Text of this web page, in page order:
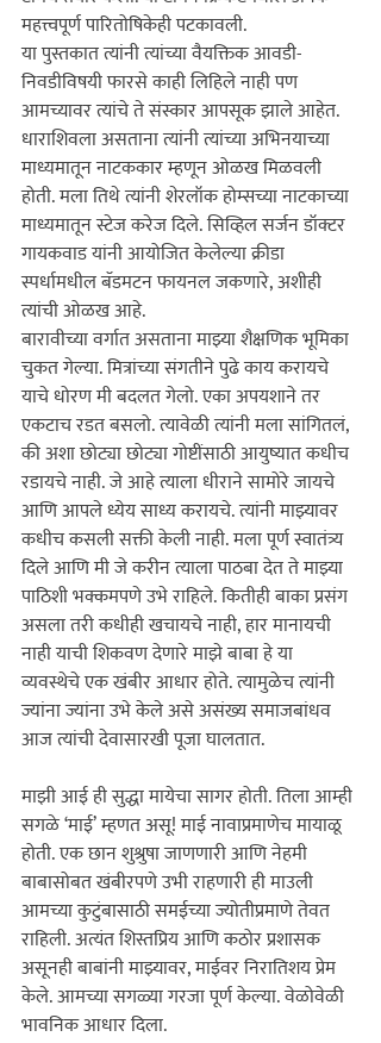
महत्त्वपूर्ण पारितोषिकेही पटकावली.
या पुस्तकात त्यांनी त्यांच्या वैयक्तिक आवडी-
निवडीविषयी फारसे काही लिहिले नाही पण
आमच्यावर त्यांचे ते संस्कार आपसूक झाले आहेत.
धाराशिवला असताना त्यांनी त्यांच्या अभिनयाच्या
माध्यमातून नाटककार म्हणून ओळख मिळवली
होती. मला तिथे त्यांनी शेरलॉक होम्सच्या नाटकाच्या
माध्यमातून स्टेज करेज दिले. सिव्हिल सर्जन डॉक्टर
गायकवाड यांनी आयोजित केलेल्या क्रीडा
स्पर्धामधील बॅडमटन फायनल जकणारे, अशीही
त्यांची ओळख आहे.
बारावीच्या वर्गात असताना माझ्या शैक्षणिक भूमिका
चुकत गेल्या. मित्रांच्या संगतीने पुढे काय करायचे
याचे धोरण मी बदलत गेलो. एका अपयशाने तर
एकटाच रडत बसलो. त्यावेळी त्यांनी मला सांगितलं,
की अशा छोट्या छोट्या गोष्टींसाठी आयुष्यात कधीच
रडायचे नाही. जे आहे त्याला धीराने सामोरे जायचे
आणि आपले ध्येय साध्य करायचे. त्यांनी माझ्यावर
कधीच कसली सक्ती केली नाही. मला पूर्ण स्वातंत्र्य
दिले आणि मी जे करीन त्याला पाठबा देत ते माझ्या
पाठिशी भक्कमपणे उभे राहिले. कितीही बाका प्रसंग
असला तरी कधीही खचायचे नाही, हार मानायची
नाही याची शिकवण देणारे माझे बाबा हे या
व्यवस्थेचे एक खंबीर आधार होते. त्यामुळेच त्यांनी
ज्यांना ज्यांना उभे केले असे असंख्य समाजबांधव
माझी आई ही सुद्धा मायेचा सागर होती. तिला आम्ही
सगळे ‘माई‌’ म्हणत असू! माई नावाप्रमाणेच मायाळू
होती. एक छान शुश्रुषा जाणणारी आणि नेहमी
बाबासोबत खंबीरपणे उभी राहणारी ही माउली
आमच्या कुटुंबासाठी समईच्या ज्योतीप्रमाणे तेवत
राहिली. अत्यंत शिस्तप्रिय आणि कठोर प्रशासक
असूनही बाबांनी माझ्यावर, माईवर निरातिशय प्रेम
केले. आमच्या सगळ्या गरजा पूर्ण केल्या. वेळोवेळी
भावनिक आधार दिला.